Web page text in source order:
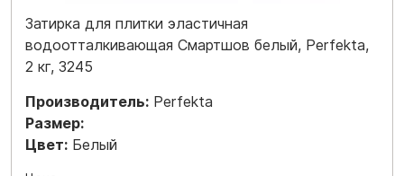
Затирка для плитки эластичная
водоотталкивающая Смартшов белый, Perfekta,
2 кг, 3245
Производитель: Perfekta
Размер:
Цвет: Белый